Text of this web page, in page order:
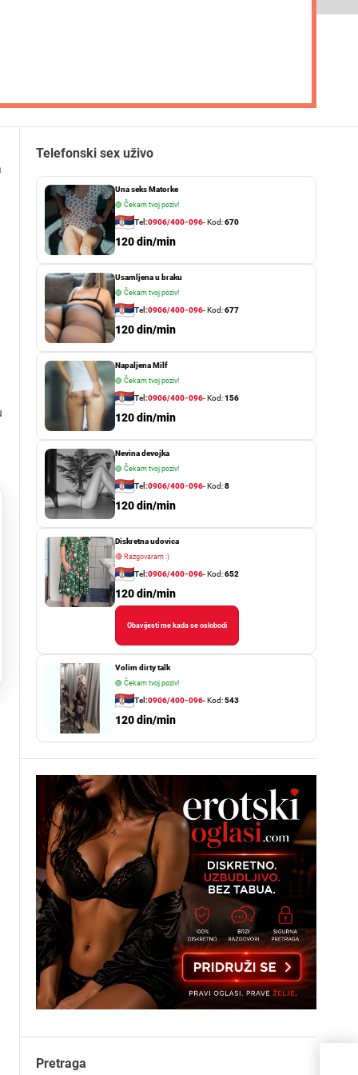
Telefonski sex uživo
Una seks Matorke
🟢 Čekam tvoj poziv!
Tel:0906/400-096- Kod:670
120 din/min
Usamljena u braku
🟢 Čekam tvoj poziv!
Tel:0906/400-096- Kod:677
120 din/min
Napaljena Milf
🟢 Čekam tvoj poziv!
Tel:0906/400-096- Kod:156
120 din/min
Nevina devojka
🟢 Čekam tvoj poziv!
Tel:0906/400-096- Kod:8
120 din/min
Diskretna udovica
🔴Razgovaram :)
Tel:0906/400-096- Kod:652
120 din/min
Obavijesti me kada se oslobodi
Volim dirty talk
🟢 Čekam tvoj poziv!
Tel:0906/400-096- Kod:543
120 din/min
Pretraga